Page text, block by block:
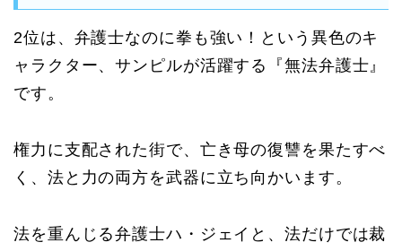
2位は、弁護士なのに拳も強い！という異色のキ
ャラクター、サンピルが活躍する『無法弁護士』
です。
権力に支配された街で、亡き母の復讐を果たすべ
く、法と力の両方を武器に立ち向かいます。
法を重んじる弁護士ハ・ジェイと、法だけでは裁